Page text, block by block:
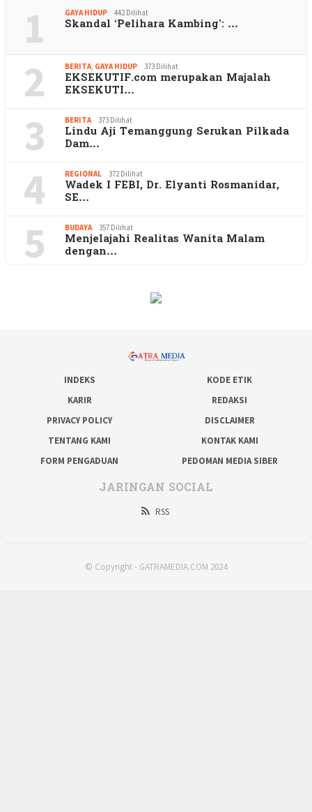
1 GAYA HIDUP 442 Dilihat
Skandal ‘Pelihara Kambing’: …
2 BERITA GAYA HIDUP 373 Dilihat
EKSEKUTIF.com merupakan Majalah
EKSEKUTI…
3 BERITA 373 Dilihat
Lindu Aji Temanggung Serukan Pilkada
Dam…
4 REGIONAL 372 Dilihat
Wadek I FEBI, Dr. Elyanti Rosmanidar,
SE…
5 BUDAYA 357 Dilihat
Menjelajahi Realitas Wanita Malam
dengan…
INDEKS
KODE ETIK
KARIR
REDAKSI
PRIVACY POLICY
DISCLAIMER
TENTANG KAMI
KONTAK KAMI
FORM PENGADUAN
PEDOMAN MEDIA SIBER
JARINGAN SOCIAL
RSS
© Copyright - GATRAMEDIA.COM 2024